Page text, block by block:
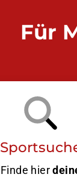
Für
Finde hier